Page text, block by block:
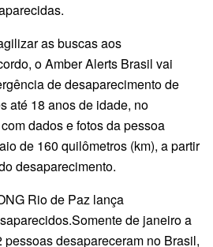
as buscas aos
o Amber Alerts Brasil vai
de desaparecimento de
até 18 anos de idade, no
dados e fotos da pessoa
de 160 quilômetros (km), a partir
desaparecimento.
Rio de Paz lança
de janeiro a
desapareceram no Brasil,